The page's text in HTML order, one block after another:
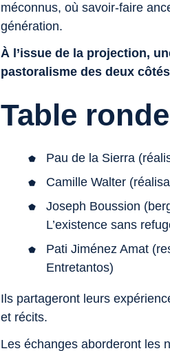
méconnus, où savoir-faire
génération.
À l’issue de la projection,
pastoralisme des deux
Table ronde
Pau de la Sierra
Camille Walter
Joseph Boussion
L’existence sans
Pati Jiménez Amat
Entretantos)
Ils partageront leurs
et récits.
Les échanges aborderont les